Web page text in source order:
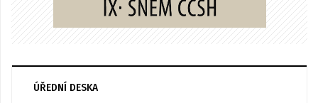
ÚŘEDNÍ DESKA